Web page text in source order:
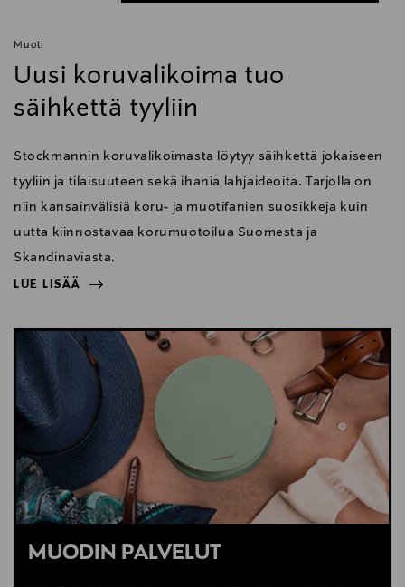
Muoti
Uusi koruvalikoima tuo
säihkettä tyyliin
Stockmannin koruvalikoimasta löytyy säihkettä jokaiseen
tyyliin ja tilaisuuteen sekä ihania lahjaideoita. Tarjolla on
niin kansainvälisiä koru- ja muotifanien suosikkeja kuin
uutta kiinnostavaa korumuotoilua Suomesta ja
Skandinaviasta.
LUE LISÄÄ
LUE LISÄÄ
MUODIN PALVELUT